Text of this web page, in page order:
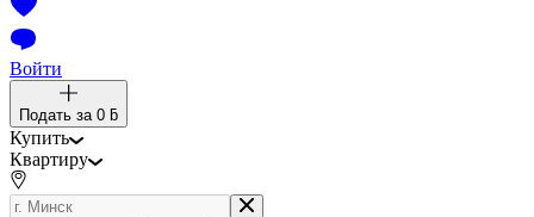
Войти
Подать за 0 ƃ
Купить
Квартиру